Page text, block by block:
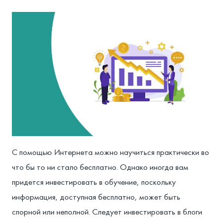
С помощью Интернета можно научиться практически во
что бы то ни стало бесплатно. Однако иногда вам
придется инвестировать в обучение, поскольку
информация, доступная бесплатно, может быть
спорной или неполной. Следует инвестировать в блоги